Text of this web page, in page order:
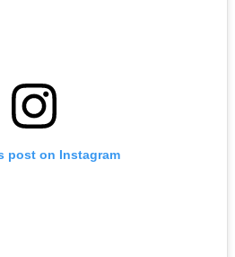
post on Instagram